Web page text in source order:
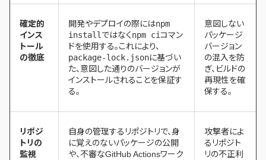
確定的
インス
トール
の徹底
開発やデプロイの際にはnpm
install ではなくnpm ciコマン
ドを使用する。これにより、
package-lock.jsonに基づい
た、意図した通りのバージョンが
インストールされることを保証す
る。
意図しない
パッケージ
バージョン
の混入を防
ぎ、ビルドの
再現性を確
保する。
リポジ
トリの
監視
自身の管理するリポジトリで、身
に覚えのないパッケージの公開
や、不審なGitHub Actionsワーク
攻撃者によ
るリポジト
リの不正利